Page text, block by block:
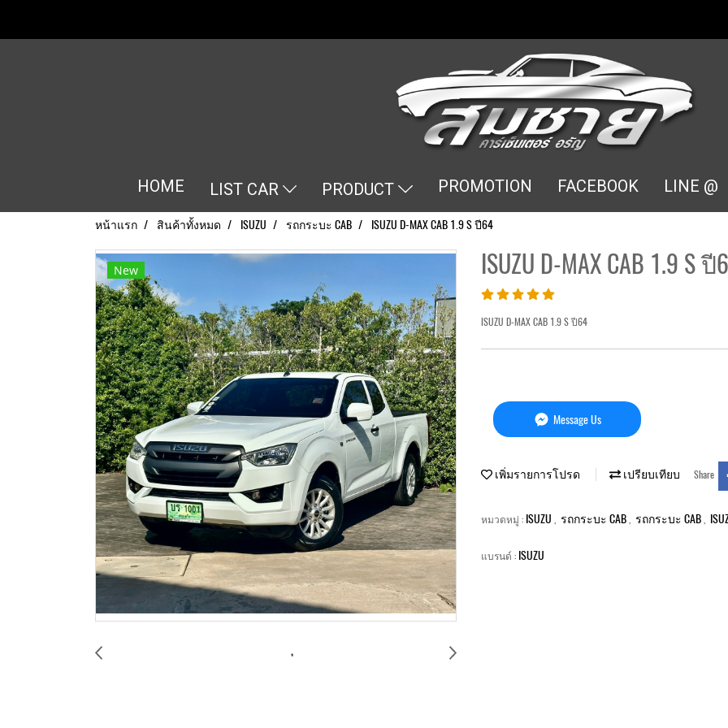
HOME LIST CAR PRODUCT PROMOTION FACEBOOK LINE @
หน้าแรก สินค้าทั้งหมด ISUZU รถกระบะ CAB ISUZU D-MAX CAB 1.9 S ปี64
New ISUZU D-MAX CAB 1.9 S ปี
ISUZU D-MAX CAB 1.9 S ปี64
Message Us
เพิ่มรายการโปรด เปรียบเทียบ Share
หมวดหมู่ : ISUZU รถกระบะ CAB รถกระบะ CAB
แบรนด์ : ISUZU